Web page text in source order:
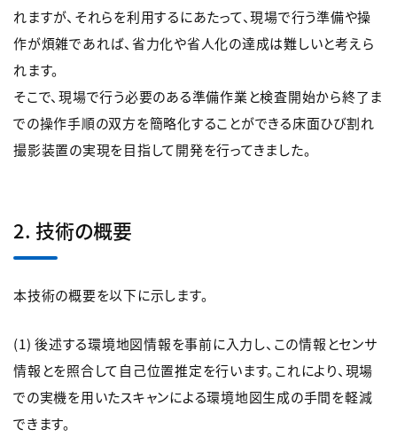
れますが、それらを利用するにあたって、現場で行う準備や操
作が煩雑であれば、省力化や省人化の達成は難しいと考えら
れます。
そこで、現場で行う必要のある準備作業と検査開始から終了ま
での操作手順の双方を簡略化することができる床面ひび割れ
撮影装置の実現を目指して開発を行ってきました。
2. 技術の概要
本技術の概要を以下に示します。
(1) 後述する環境地図情報を事前に入力し、この情報とセンサ
情報とを照合して自己位置推定を行います。これにより、現場
での実機を用いたスキャンによる環境地図生成の手間を軽減
できます。